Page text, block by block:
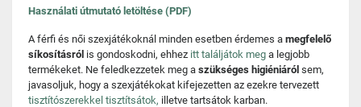
Használati útmutató letöltése (PDF)
A férfi és női szexjátékoknál minden esetben érdemes a megfelelő
síkosításról is gondoskodni, ehhez itt találjátok meg a legjobb
termékeket. Ne feledkezzetek meg a szükséges higiéniáról sem,
javasoljuk, hogy a szexjátékokat kifejezetten az ezekre tervezett
tisztítószerekkel tisztítsátok, illetve tartsátok karban.